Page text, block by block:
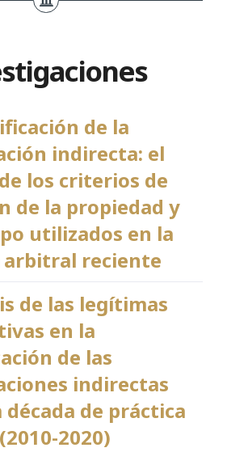
de la
indirecta: el
los criterios de
de la propiedad y
utilizados en la
arbitral reciente
de las legítimas
en la
de las
indirectas
de práctica
2020)